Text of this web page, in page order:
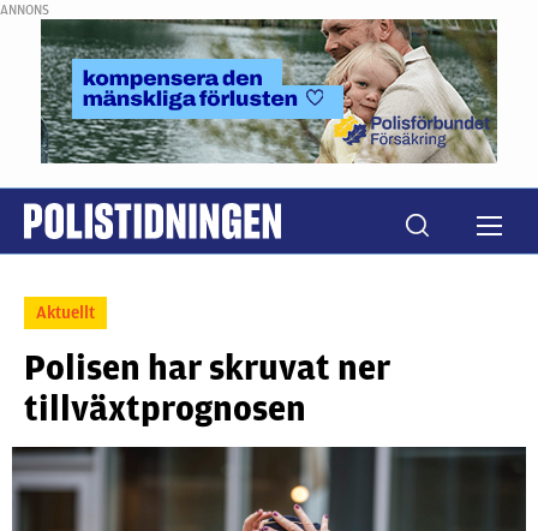
ANNONS
Aktuellt
Polisen har skruvat ner
tillväxtprognosen